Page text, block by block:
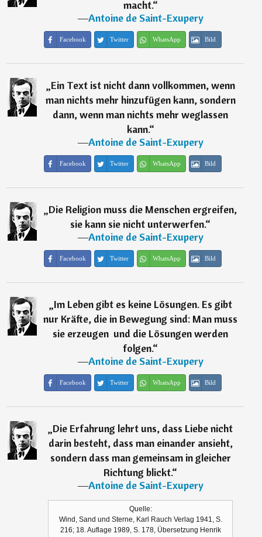
macht.“
―Antoine de Saint-Exupery
Facebook Twitter WhatsApp Bild
„Ein Text ist nicht dann vollkommen, wenn
man nichts mehr hinzufügen kann, sondern
dann, wenn man nichts mehr weglassen
kann.“
―Antoine de Saint-Exupery
Facebook Twitter WhatsApp Bild
„Die Religion muss die Menschen ergreifen,
sie kann sie nicht unterwerfen.“
―Antoine de Saint-Exupery
Facebook Twitter WhatsApp Bild
„Im Leben gibt es keine Lösungen. Es gibt
nur Kräfte, die in Bewegung sind: Man muss
sie erzeugen  und die Lösungen werden
folgen.“
―Antoine de Saint-Exupery
Facebook Twitter WhatsApp Bild
„Die Erfahrung lehrt uns, dass Liebe nicht
darin besteht, dass man einander ansieht,
sondern dass man gemeinsam in gleicher
Richtung blickt.“
―Antoine de Saint-Exupery
Quelle:
Wind, Sand und Sterne, Karl Rauch Verlag 1941, S.
216; 18. Auflage 1989, S. 178, Übersetzung Henrik